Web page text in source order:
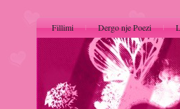
Fillimi Dergo nje Poezi